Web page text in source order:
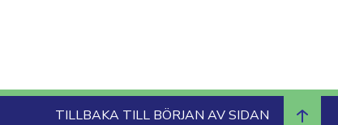
TILLBAKA TILL BÖRJAN AV SIDAN